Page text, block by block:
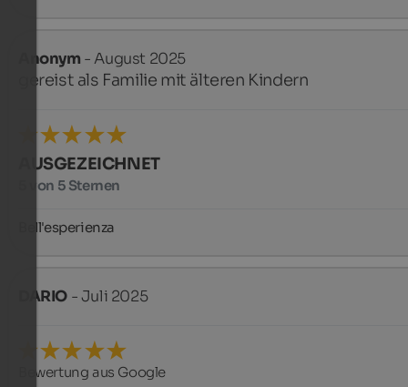
Anonym - August 2025
gereist als Familie mit älteren Kindern
AUSGEZEICHNET
5 von 5 Sternen
Bell'esperienza
DARIO - Juli 2025
Bewertung aus Google